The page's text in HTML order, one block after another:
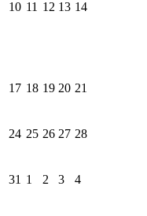
10 11 12 13 14
17 18 19 20 21
24 25 26 27 28
31 1 2 3 4